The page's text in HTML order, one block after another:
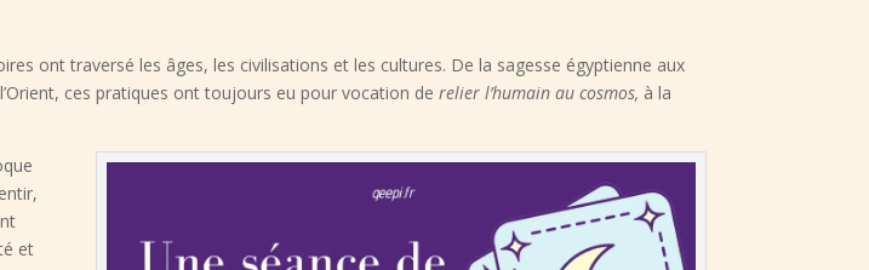
ont traversé les âges, les civilisations et les cultures. De la sagesse égyptienne aux
ces pratiques ont toujours eu pour vocation derelier l’humain au cosmos, à la
et